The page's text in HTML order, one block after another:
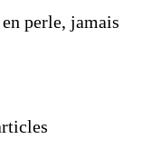
perle, jamais